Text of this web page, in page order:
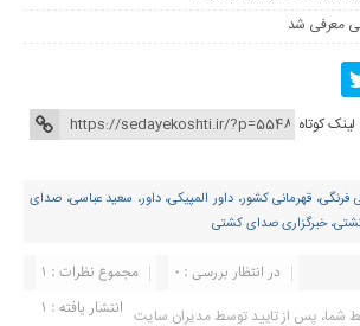
معرفی شد
لینک کوتاه
فرنگی، قهرمانی کشور، داور المپیکی، داور، سعید عباسی، صدای
خبرگزاری صدای کشتی
مجموع نظرات : 1
در انتظار بررسی : 0
انتشار یافته : ۱ شما، پس از تایید توسط مدیران سایت